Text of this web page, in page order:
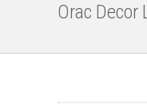
Orac Decor